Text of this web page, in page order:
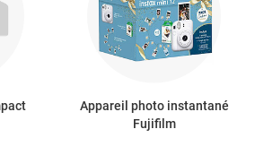
Appareil photo instantané
Fujifilm